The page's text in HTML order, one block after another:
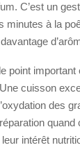
C’est un
minutes à la
point
cuisson
des
quand
intérêt